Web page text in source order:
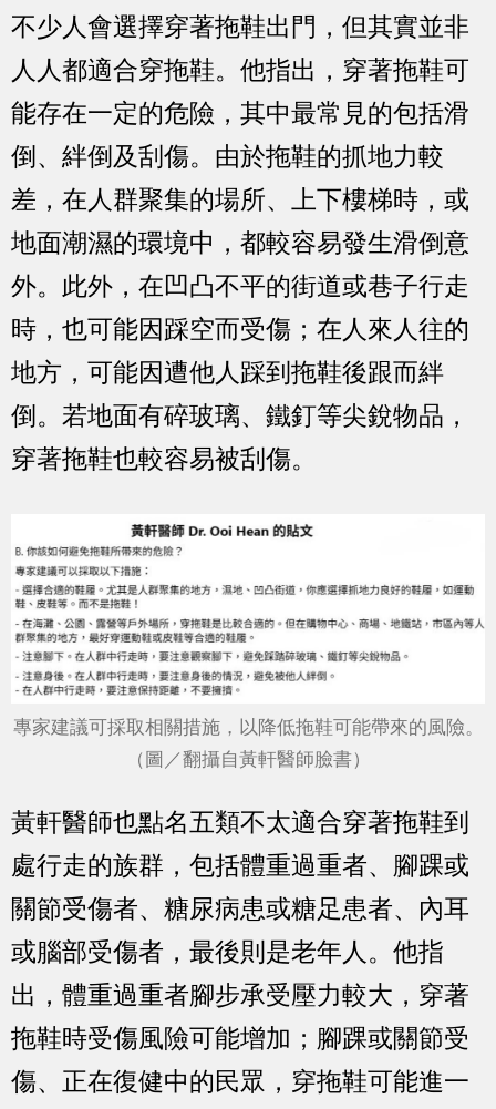
不少人會選擇穿著拖鞋出門，但其實並非
人人都適合穿拖鞋。他指出，穿著拖鞋可
能存在一定的危險，其中最常見的包括滑
倒、絆倒及刮傷。由於拖鞋的抓地力較
差，在人群聚集的場所、上下樓梯時，或
地面潮濕的環境中，都較容易發生滑倒意
外。此外，在凹凸不平的街道或巷子行走
時，也可能因踩空而受傷；在人來人往的
地方，可能因遭他人踩到拖鞋後跟而絆
倒。若地面有碎玻璃、鐵釘等尖銳物品，
穿著拖鞋也較容易被刮傷。
專家建議可採取相關措施，以降低拖鞋可能帶來的風險。
（圖／翻攝自黃軒醫師臉書）
黃軒醫師也點名五類不太適合穿著拖鞋到
處行走的族群，包括體重過重者、腳踝或
關節受傷者、糖尿病患或糖足患者、內耳
或腦部受傷者，最後則是老年人。他指
出，體重過重者腳步承受壓力較大，穿著
拖鞋時受傷風險可能增加；腳踝或關節受
傷、正在復健中的民眾，穿拖鞋可能進一